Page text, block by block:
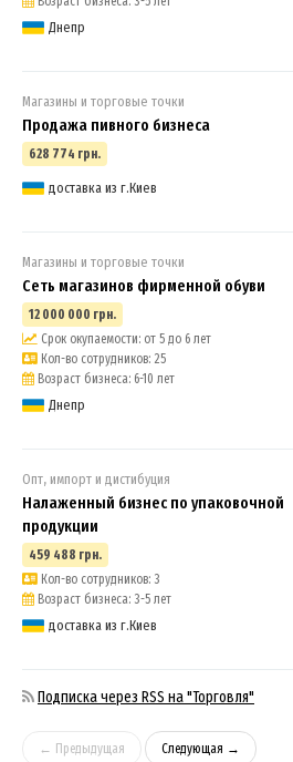
Днепр
Магазины и торговые точки
Продажа пивного бизнеса
628 774 грн.
доставка из г.Киев
Магазины и торговые точки
Сеть магазинов фирменной обуви
12 000 000 грн.
Срок окупаемости: от 5 до 6 лет
Кол-во сотрудников: 25
Возраст бизнеса: 6-10 лет
Днепр
Опт, импорт и дистибуция
Налаженный бизнес по упаковочной
продукции
459 488 грн.
Кол-во сотрудников: 3
Возраст бизнеса: 3-5 лет
доставка из г.Киев
Подписка через RSS на "Торговля"
← Предыдущая Следующая →